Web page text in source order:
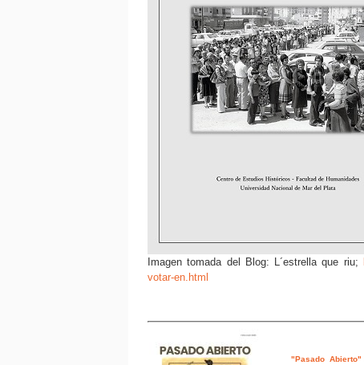
Imagen tomada del Blog: L´estrella que riu;
votar-en.html
"Pasado Abierto"